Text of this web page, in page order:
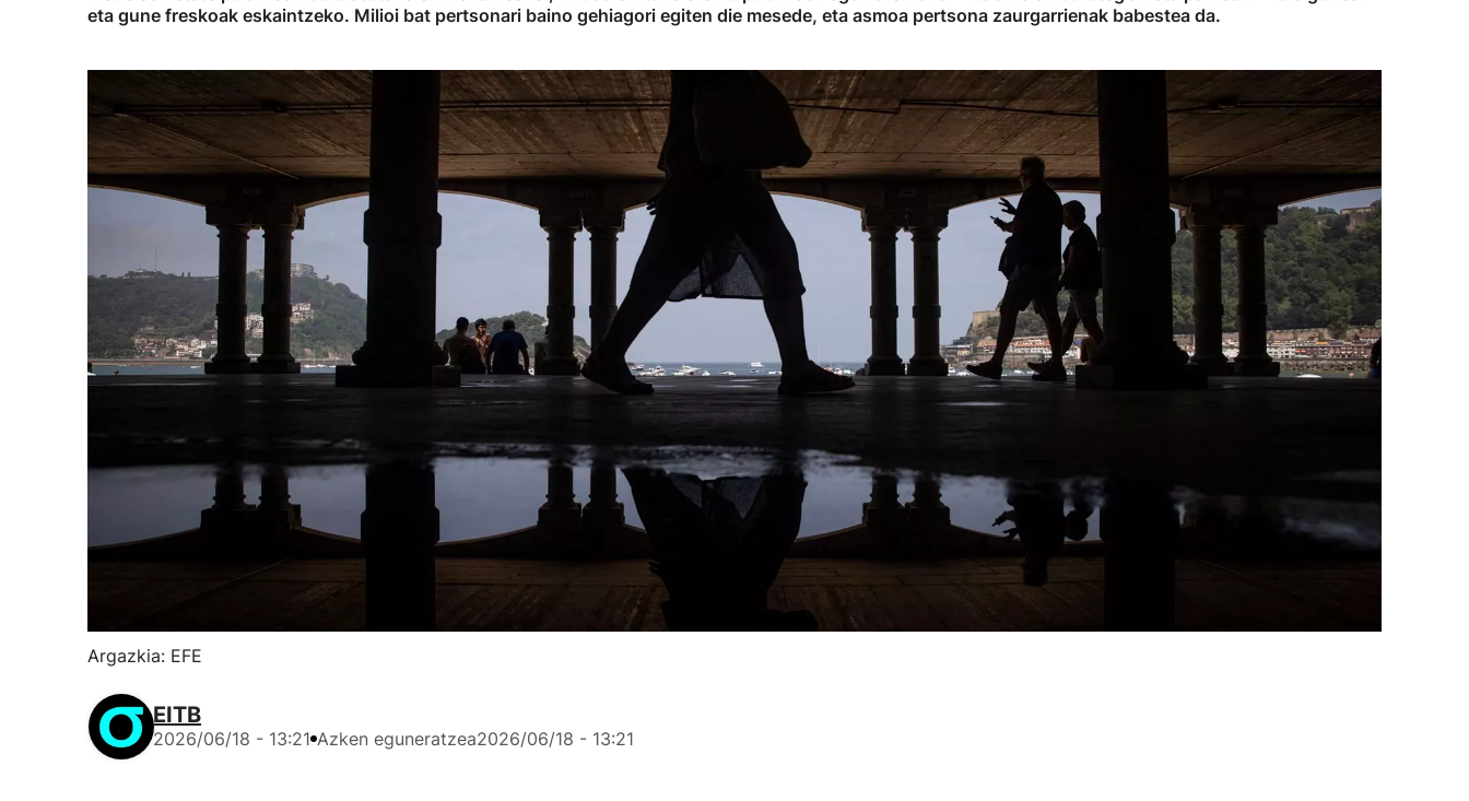
eta gune freskoak eskaintzeko. Milioi bat pertsonari baino gehiagori egiten die mesede, eta asmoa pertsona zaurgarrienak babestea da.
Argazkia: EFE
EITB
2026/06/18 - 13:21 Azken eguneratzea2026/06/18 - 13:21